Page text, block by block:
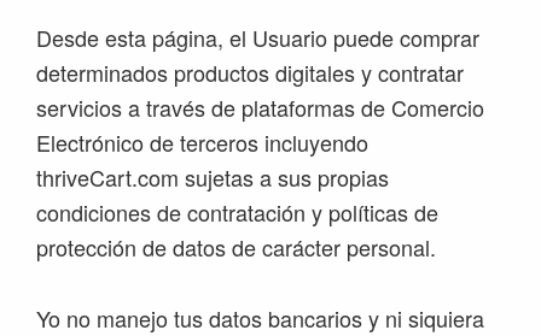
Desde esta página, el Usuario puede comprar
determinados productos digitales y contratar
servicios a través de plataformas de Comercio
Electrónico de terceros incluyendo
thriveCart.com sujetas a sus propias
condiciones de contratación y políticas de
protección de datos de carácter personal.
Yo no manejo tus datos bancarios y ni siquiera